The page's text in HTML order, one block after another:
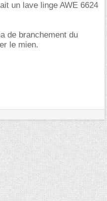
un lave linge AWE 6624
de branchement du
le mien.